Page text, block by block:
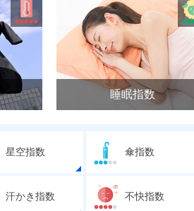
睡眠指数
星空指数 傘指数
汗かき指数 不快指数